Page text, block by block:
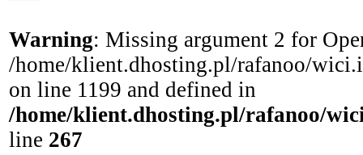
Warning: Missing argument 2 for
/home/klient.dhosting.pl/rafanoo/
on line 1199 and defined in
/home/klient.dhosting.pl/rafanoo/
line 267